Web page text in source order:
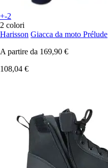
+-2
2 colori
Harisson Giacca da moto Prélude
A partire da 169,90 €
108,04 €